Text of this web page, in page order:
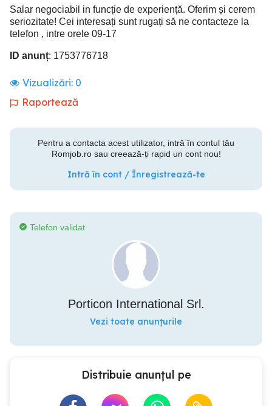
Salar negociabil in funcție de experiență. Oferim și cerem
seriozitate! Cei interesați sunt rugați să ne contacteze la
telefon , intre orele 09-17
ID anunț: 1753776718
Vizualizări: 0
Raportează
Pentru a contacta acest utilizator, intră în contul tău
Romjob.ro sau creează-ți rapid un cont nou!
Intră în cont / Înregistrează-te
Telefon validat
Porticon International Srl.
Vezi toate anunțurile
Distribuie anunțul pe